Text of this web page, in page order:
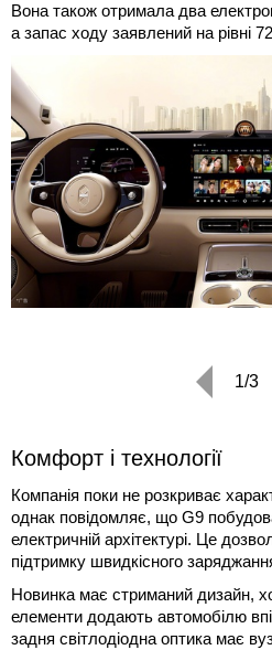
Вона також отримала два
а запас ходу заявлений на рівні
1/3
Комфорт і технології
Компанія поки не розкриває
однак повідомляє, що G9
електричній архітектурі. Це
підтримку швидкісного
Новинка має стриманий дизайн,
елементи додають автомобілю
задня світлодіодна оптика має